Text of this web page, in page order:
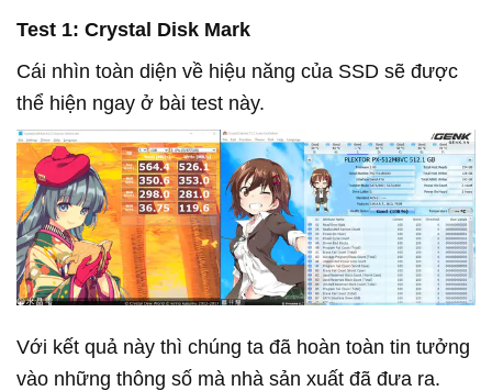
Test 1: Crystal Disk Mark
Cái nhìn toàn diện về hiệu năng của SSD sẽ được
thể hiện ngay ở bài test này.
Với kết quả này thì chúng ta đã hoàn toàn tin tưởng
vào những thông số mà nhà sản xuất đã đưa ra.